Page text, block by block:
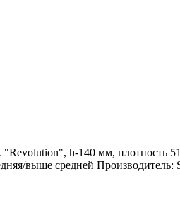
h-140 мм, плотность
выше средней Производитель: